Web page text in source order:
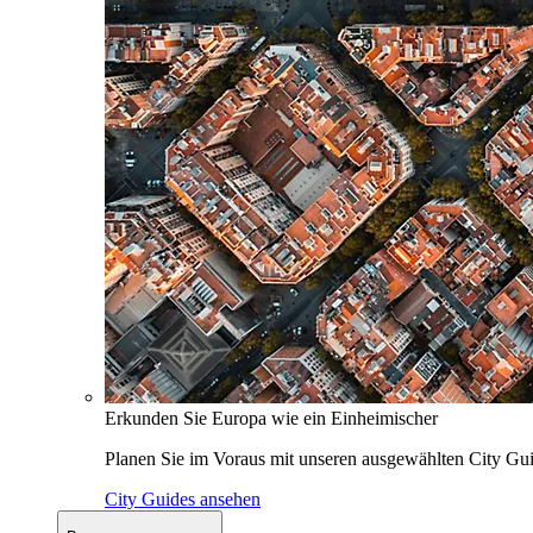
Erkunden Sie Europa wie ein Einheimischer
Planen Sie im Voraus mit unseren ausgewählten City
City Guides ansehen